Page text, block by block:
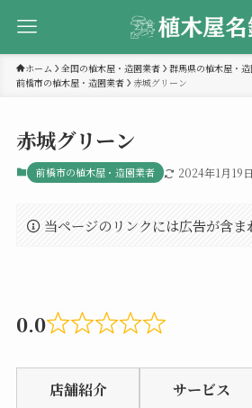
ホーム 全国の植木屋・造園業者
群馬県の植木屋・
前橋市の植木屋・造園業者
赤城グリーン
赤城グリーン
前橋市の植木屋・造園業者 2024年1月19日
当ページのリンクには広告が含ま
0.0
Rated
0.0
out
店舗紹介 サービス